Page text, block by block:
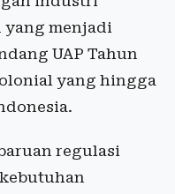
yang menjadi
UAP Tahun
yang hingga
regulasi